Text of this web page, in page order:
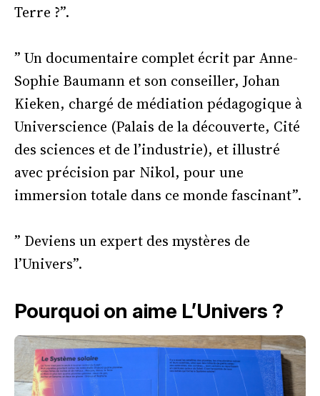
Terre ?”.
” Un documentaire complet écrit par Anne-
Sophie Baumann et son conseiller, Johan
Kieken, chargé de médiation pédagogique à
Universcience (Palais de la découverte, Cité
des sciences et de l’industrie), et illustré
avec précision par Nikol, pour une
immersion totale dans ce monde fascinant”.
” Deviens un expert des mystères de
l’Univers”.
Pourquoi on aime L’Univers ?